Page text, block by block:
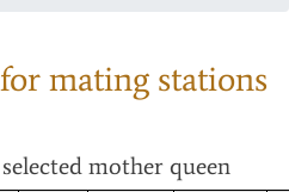
mating stations
mother queen